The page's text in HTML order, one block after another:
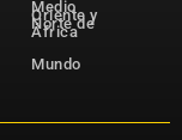
Medio
Oriente y
Norte de
África
Mundo